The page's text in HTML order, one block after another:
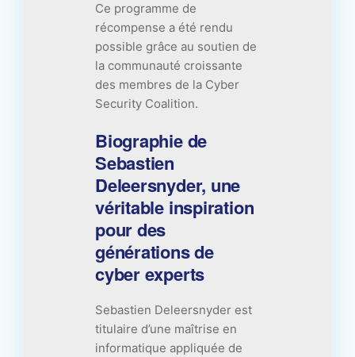
Ce programme de
récompense a été rendu
possible grâce au soutien de
la communauté croissante
des membres de la Cyber
Security Coalition.
Biographie de
Sebastien
Deleersnyder, une
véritable inspiration
pour des
générations de
cyber experts
Sebastien Deleersnyder est
titulaire d’une maîtrise en
informatique appliquée de